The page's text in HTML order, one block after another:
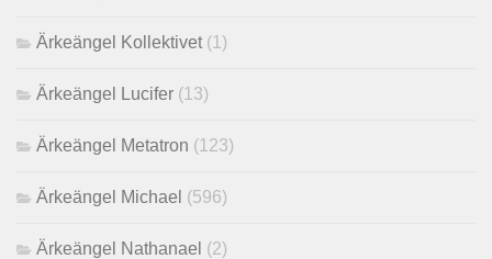
Ärkeängel Kollektivet (1)
Ärkeängel Lucifer (13)
Ärkeängel Metatron (123)
Ärkeängel Michael (596)
Ärkeängel Nathanael (2)